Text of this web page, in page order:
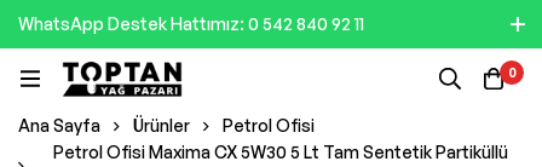
WhatsApp Destek Hattımız: 0 542 840 92 11
0
Ana Sayfa Ürünler
Petrol Ofisi
Petrol Ofisi Maxima CX 5W30 5 Lt Tam Sentetik Partiküllü